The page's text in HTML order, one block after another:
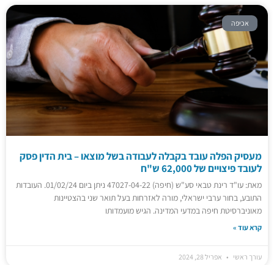
אכיפה
מעסיק הפלה עובד בקבלה לעבודה בשל מוצאו – בית הדין פסק
לעובד פיצויים של 62,000 ש"ח
מאת: עו"ד רינת טבאי סע"ש (חיפה) 47027-04-22 ניתן ביום 01/02/24. העובדות
התובע, בחור ערבי ישראלי, מורה לאזרחות בעל תואר שני בהצטיינות
מאוניברסיטת חיפה במדעי המדינה. הגיש מועמדותו
קרא עוד »
עורך ראשי אפריל 28, 2024